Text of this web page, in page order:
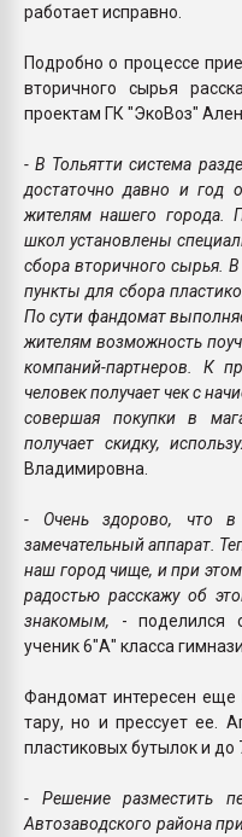
работает исправно.
Подробно о процессе
вторичного сырья
проектам ГК "ЭкоВоз"
- В Тольятти система
достаточно давно и год
жителям нашего города.
школ установлены
сбора вторичного сырья.
пункты для сбора
По сути фандомат
жителям возможность
компаний-партнеров. К
человек получает чек с
совершая покупки в
получает скидку,
Владимировна.
- Очень здорово, что в
замечательный аппарат.
наш город чище, и при этом
радостью расскажу об
знакомым, - поделился
ученик 6"А" класса
Фандомат интересен еще
тару, но и прессует ее.
пластиковых бутылок и
- Решение разместить
Автозаводского района